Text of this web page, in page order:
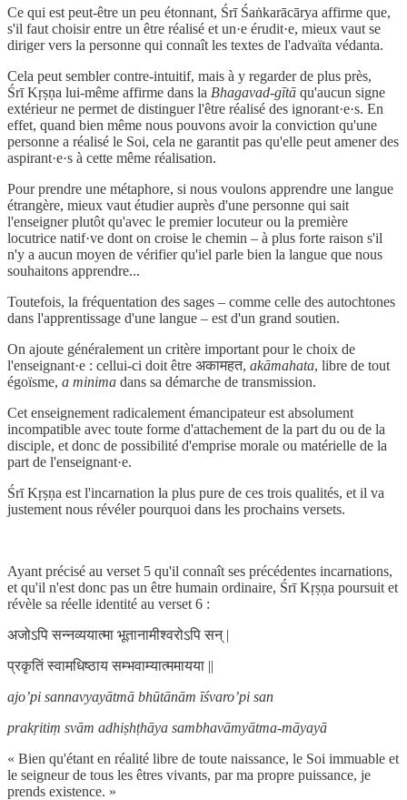
Ce qui est peut-être un peu étonnant, Śrī Śaṅkarācārya affirme que,
s'il faut choisir entre un être réalisé et un·e érudit·e, mieux vaut se
diriger vers la personne qui connaît les textes de l'advaïta védanta.
Cela peut sembler contre-intuitif, mais à y regarder de plus près,
Śrī Kṛṣṇa lui-même affirme dans la Bhagavad-gītā qu'aucun signe
extérieur ne permet de distinguer l'être réalisé des ignorant·e·s. En
effet, quand bien même nous pouvons avoir la conviction qu'une
personne a réalisé le Soi, cela ne garantit pas qu'elle peut amener des
aspirant·e·s à cette même réalisation.
Pour prendre une métaphore, si nous voulons apprendre une langue
étrangère, mieux vaut étudier auprès d'une personne qui sait
l'enseigner plutôt qu'avec le premier locuteur ou la première
locutrice natif·ve dont on croise le chemin – à plus forte raison s'il
n'y a aucun moyen de vérifier qu'iel parle bien la langue que nous
souhaitons apprendre...
Toutefois, la fréquentation des sages – comme celle des autochtones
dans l'apprentissage d'une langue – est d'un grand soutien.
On ajoute généralement un critère important pour le choix de
l'enseignant·e : cellui-ci doit être अकामहत, akāmahata, libre de tout
égoïsme, a minima dans sa démarche de transmission.
Cet enseignement radicalement émancipateur est absolument
incompatible avec toute forme d'attachement de la part du ou de la
disciple, et donc de possibilité d'emprise morale ou matérielle de la
part de l'enseignant·e.
Śrī Kṛṣṇa est l'incarnation la plus pure de ces trois qualités, et il va
justement nous révéler pourquoi dans les prochains versets.
Ayant précisé au verset 5 qu'il connaît ses précédentes incarnations,
et qu'il n'est donc pas un être humain ordinaire, Śrī Kṛṣṇa poursuit et
révèle sa réelle identité au verset 6 :
अजोऽपि सन्नव्ययात्मा भूतानामीश्वरोऽपि सन् |
प्रकृतिं स्वामधिष्ठाय सम्भवाम्यात्ममायया ||
ajo’pi sannavyayātmā bhūtānām īśvaro’pi san
prakṛitiṃ svām adhiṣhṭhāya sambhavāmyātma-māyayā
« Bien qu'étant en réalité libre de toute naissance, le Soi immuable et
le seigneur de tous les êtres vivants, par ma propre puissance, je
prends existence. »